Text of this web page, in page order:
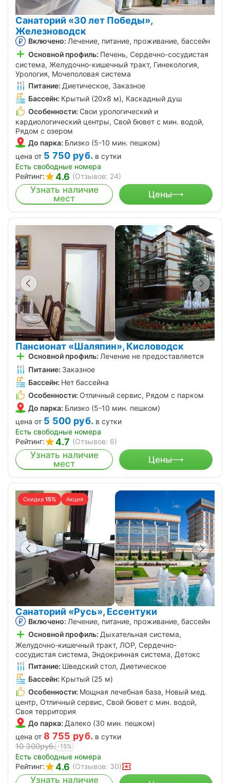
Санаторий «30 лет Победы»,
Железноводск
Включено: Лечение, питание, проживание, бассейн
Основной профиль: Печень, Сердечно-сосудистая
система, Желудочно-кишечный тракт, Гинекология,
Урология, Мочеполовая система
Питание: Диетическое, Заказное
Бассейн: Крытый (20х8 м), Каскадный душ
Особенности: Свои урологический и
кардиологический центры, Свой бювет с мин. водой,
Рядом с озером
До парка: Близко (5-10 мин. пешком)
цена от 5 750 руб. в сутки
Есть свободные номера
Рейтинг:
4.6 (Отзывов: 24)
Узнать наличие
мест
Цены
Пансионат «Шаляпин», Кисловодск
Основной профиль: Лечение не предоставляется
Питание: Заказное
Бассейн: Нет бассейна
Особенности: Отличный сервис, Рядом с парком
До парка: Близко (5-10 мин. пешком)
цена от 5 500 руб. в сутки
Есть свободные номера
Рейтинг:
4.7 (Отзывов: 6)
Узнать наличие
мест
Цены
Скидка 15% Акция
Санаторий «Русь», Ессентуки
Включено: Лечение, питание, проживание, бассейн
Основной профиль: Дыхательная система,
Желудочно-кишечный тракт, ЛОР, Сердечно-
сосудистая система, Эндокринная система, Детокс
Питание: Шведский стол, Диетическое
Бассейн: Крытый (25 м)
Особенности: Мощная лечебная база, Новый мед.
центр, Отличный сервис, Свой бювет с мин. водой,
Своя территория
До парка: Далеко (30 мин. пешком)
цена от 8 755 руб. в сутки
10 300руб. -15%
Есть свободные номера
Рейтинг:
4.6 (Отзывов: 30)
Узнать наличие